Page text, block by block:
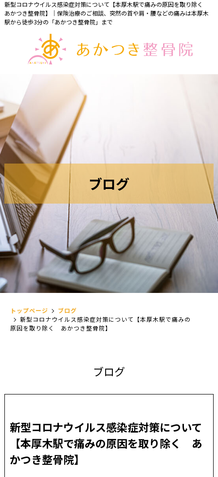
新型コロナウイルス感染症対策について【本厚木駅で痛みの原因を取り除く
あかつき整骨院】｜保険治療のご相談、突然の首や肩・腰などの痛みは本厚木
駅から徒歩3分の「あかつき整骨院」まで
ブログ
トップページ
ブログ
新型コロナウイルス感染症対策について【本厚木駅で痛みの
原因を取り除く あかつき整骨院】
ブログ
新型コロナウイルス感染症対策について
【本厚木駅で痛みの原因を取り除く あ
かつき整骨院】